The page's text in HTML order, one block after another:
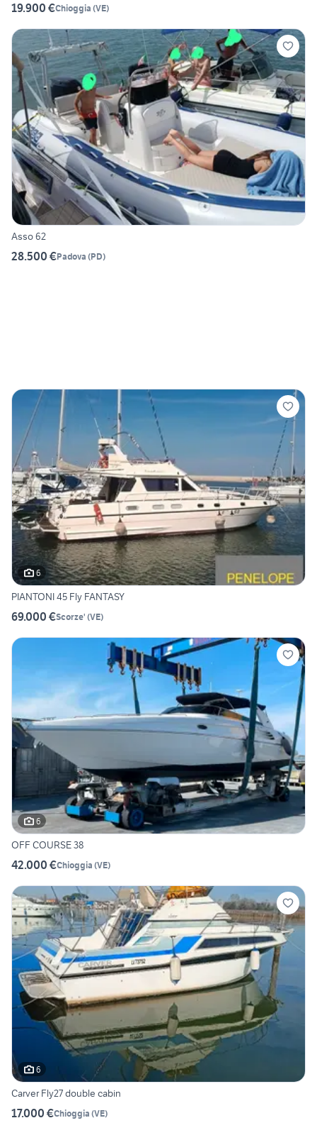
19.900 €Chioggia (VE)
Asso 62
28.500 €Padova (PD)
6
PIANTONI 45 Fly FANTASY
69.000 €Scorze' (VE)
6
OFF COURSE 38
42.000 €Chioggia (VE)
6
Carver Fly27 double cabin
17.000 €Chioggia (VE)